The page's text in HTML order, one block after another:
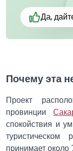
Да,
Почему эта
Проект
провинции
спокойствия и
туристическом
принимает около